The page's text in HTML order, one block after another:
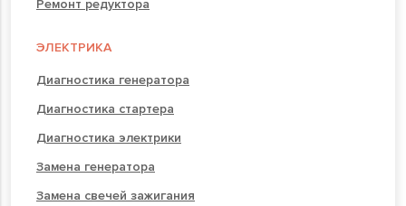
Ремонт редуктора
ЭЛЕКТРИКА
Диагностика генератора
Диагностика стартера
Диагностика электрики
Замена генератора
Замена свечей зажигания